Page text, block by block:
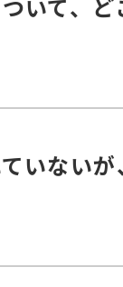
いて、
いない